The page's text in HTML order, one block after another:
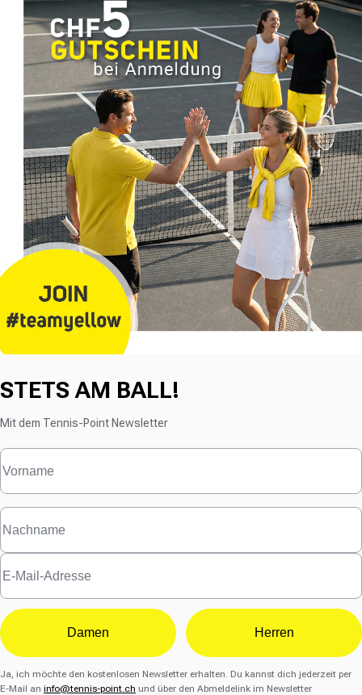
STETS AM BALL!
Mit dem Tennis-Point Newsletter
Damen Herren
Ja, ich möchte den kostenlosen Newsletter erhalten. Du kannst dich jederzeit per
E-Mail an info@tennis-point.ch und über den Abmeldelink im Newsletter